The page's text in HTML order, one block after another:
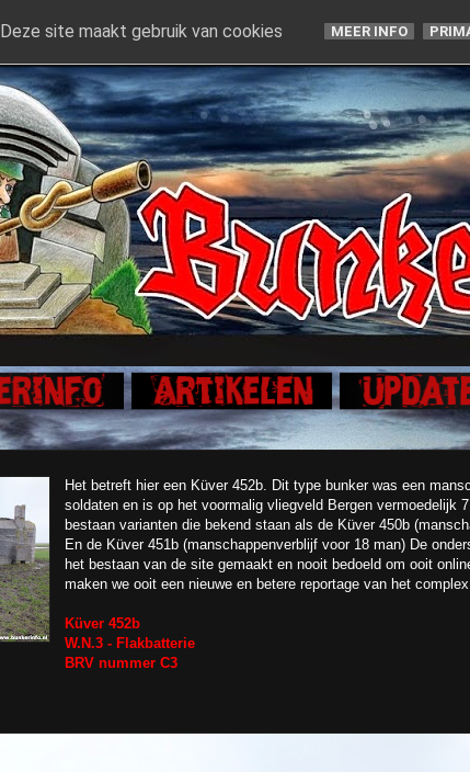
Het betreft hier een Küver 452b. Dit type bunker was een
soldaten en is op het voormalig vliegveld Bergen vermoedelijk
bestaan varianten die bekend staan als de Küver 450b
En de Küver 451b (manschappenverblijf voor 18 man) De
het bestaan van de site gemaakt en nooit bedoeld om ooit
maken we ooit een nieuwe en betere reportage van het
Küver 452b
W.N.3 - Flakbatterie
BRV nummer C3
Deze site maakt gebruik van cookies MEER INFO